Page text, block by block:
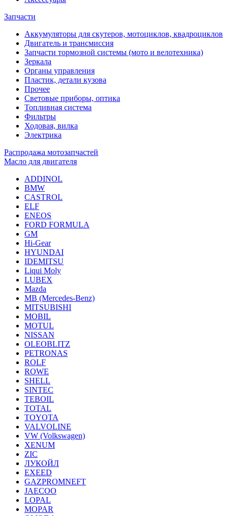
Запчасти
Аккумуляторы для скутеров, мотоциклов, квадроциклов
Двигатель и трансмиссия
Запчасти тормозной системы (мото и велотехника)
Зеркала
Органы управления
Пластик, детали кузова
Прочее
Световые приборы, оптика
Топливная система
Фильтры
Ходовая, вилка
Электрика
Распродажа мотозапчастей
Масло для двигателя
ADDINOL
BMW
CASTROL
ELF
ENEOS
FORD FORMULA
GM
Hi-Gear
HYUNDAI
IDEMITSU
Liqui Moly
LUBEX
Mazda
MB (Mercedes-Вenz)
MITSUBISHI
MOBIL
MOTUL
NISSAN
OLEOBLITZ
PETRONAS
ROLF
ROWE
SHELL
SINTEC
TEBOIL
TOTAL
TOYOTA
VALVOLINE
VW (Volkswagen)
XENUM
ZIC
ЛУКОЙЛ
EXEED
GAZPROMNEFT
JAECOO
LOPAL
MOPAR